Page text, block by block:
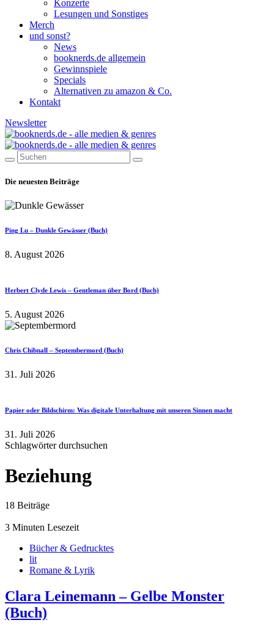
Konzerte
Lesungen und Sonstiges
Merch
und sonst?
News
booknerds.de allgemein
Gewinnspiele
Specials
Alternativen zu amazon & Co.
Kontakt
Newsletter
Die neuesten Beiträge
Ping Lu – Dunkle Gewässer (Buch)
8. August 2026
Herbert Clyde Lewis – Gentleman über Bord (Buch)
5. August 2026
Chris Chibnall – Septembermord (Buch)
31. Juli 2026
Papier oder Bildschirm: Was digitale Unterhaltung mit unseren Sinnen macht
31. Juli 2026
Schlagwörter durchsuchen
Beziehung
18 Beiträge
3 Minuten Lesezeit
Bücher & Gedrucktes
lit
Romane & Lyrik
Clara Leinemann – Gelbe Monster
(Buch)